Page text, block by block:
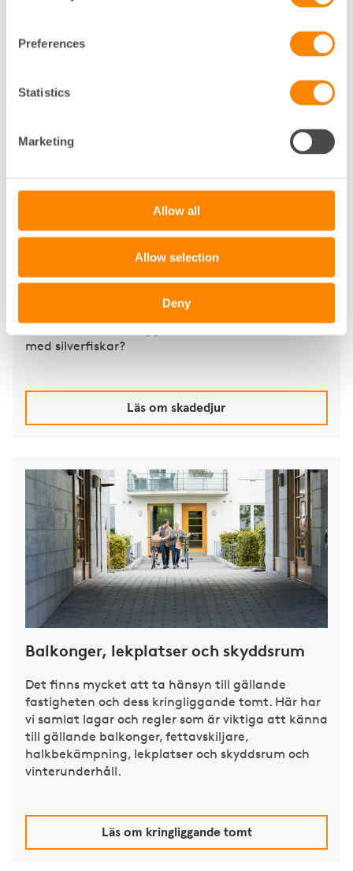
Preferences
Statistics
Marketing
Allow all
Allow selection
Deny
ohyra
Skadedjur och ohyra kan vålla stor ekonomisk
skadegörelse genom angrepp på material och
fastigheten? Hur hanterar man störande fåglar?
Hur sanerar man vägglöss? Och hur blir man av
med silverfiskar?
Läs om skadedjur
Balkonger, lekplatser och skyddsrum
Det finns mycket att ta hänsyn till gällande
fastigheten och dess kringliggande tomt. Här har
vi samlat lagar och regler som är viktiga att känna
till gällande balkonger, fettavskiljare,
halkbekämpning, lekplatser och skyddsrum och
vinterunderhåll.
Läs om kringliggande tomt